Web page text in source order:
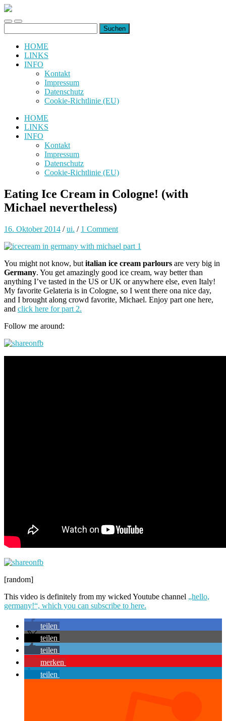
uiuiuiuiuiuiui.de
Toggle
mobile
Toggle
search
nach:
HOME
LINKS
INFO
Kontakt
Impressum
Datenschutz
Cookie-Richtlinie (EU)
HOME
LINKS
INFO
Kontakt
Impressum
Datenschutz
Cookie-Richtlinie (EU)
Eating Ice Cream in Cologne! (with
Michael nevertheless)
16. Oktober 2014 /ui. / 1 Comment
You might not know, but italian ice cream parlours are very big in
Germany. You get amazingly good ice cream, way better than
anything I’ve tasted in the US or UK or anywhere else, even Italy!
My favorite Gelateria is in Cologne, so I went there ona nice day,
and I brought along crowd favorite, Michael. Enjoy part one here,
and click here for part 2.
Follow me around:
[random]
This video is definitely from my wicked Youtube channel „hello,
germany!“, which you can subscribe to here.
teilen
teilen
teilen
merken
teilen